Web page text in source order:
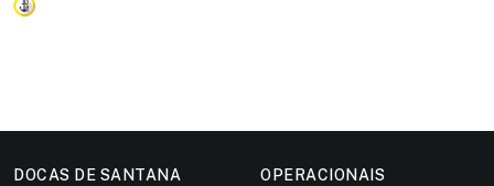
DOCAS DE SANTANA OPERACIONAIS